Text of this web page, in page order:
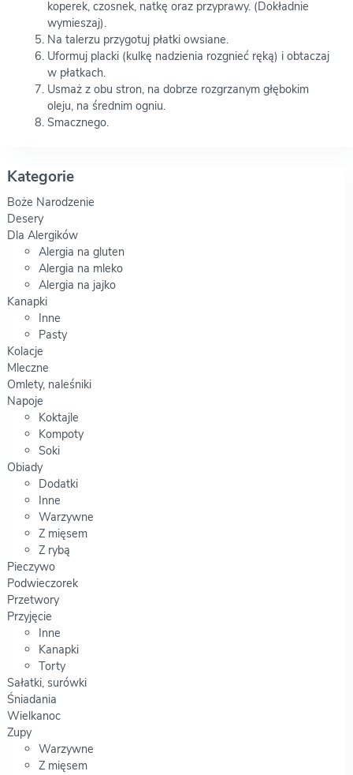
koperek, czosnek, natkę oraz przyprawy. (Dokładnie
wymieszaj).
Na talerzu przygotuj płatki owsiane.
Uformuj placki (kulkę nadzienia rozgnieć ręką) i obtaczaj
w płatkach.
Usmaż z obu stron, na dobrze rozgrzanym głębokim
oleju, na średnim ogniu.
Smacznego.
Kategorie
Boże Narodzenie
Desery
Dla Alergików
Alergia na gluten
Alergia na mleko
Alergia na jajko
Kanapki
Inne
Pasty
Kolacje
Mleczne
Omlety, naleśniki
Napoje
Koktajle
Kompoty
Soki
Obiady
Dodatki
Inne
Warzywne
Z mięsem
Z rybą
Pieczywo
Podwieczorek
Przetwory
Przyjęcie
Inne
Kanapki
Torty
Sałatki, surówki
Śniadania
Wielkanoc
Zupy
Warzywne
Z mięsem